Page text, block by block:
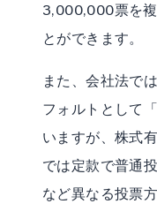
3,000,000票を
とができます。
また、会社法で
フォルトとして
いますが、株式
では定款で普通
など異なる投票